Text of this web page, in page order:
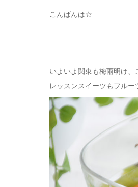
こんばんは☆
いよいよ関東も梅雨明け、
レッスンスイーツもフルー